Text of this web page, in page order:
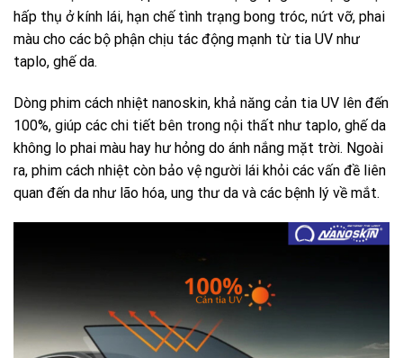
hấp thụ ở kính lái, hạn chế tình trạng bong tróc, nứt vỡ, phai
màu cho các bộ phận chịu tác động mạnh từ tia UV như
taplo, ghế da.
Dòng phim cách nhiệt nanoskin, khả năng cản tia UV lên đến
100%, giúp các chi tiết bên trong nội thất như taplo, ghế da
không lo phai màu hay hư hỏng do ánh nắng mặt trời. Ngoài
ra, phim cách nhiệt còn bảo vệ người lái khỏi các vấn đề liên
quan đến da như lão hóa, ung thư da và các bệnh lý về mắt.